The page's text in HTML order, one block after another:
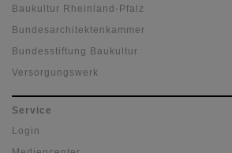
Baukultur Rheinland-Pfalz
Bundesarchitektenkammer
Bundesstiftung Baukultur
Versorgungswerk
Service
Login